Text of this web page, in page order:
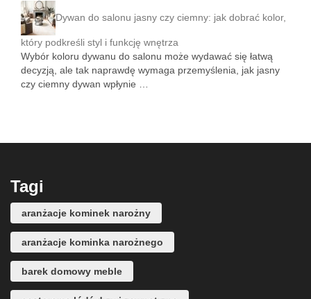
Dywan do salonu jasny czy ciemny: jak dobrać kolor,
który podkreśli styl i funkcję wnętrza
Wybór koloru dywanu do salonu może wydawać się łatwą
decyzją, ale tak naprawdę wymaga przemyślenia, jak jasny
czy ciemny dywan wpłynie …
Tagi
aranżacje kominek narożny
aranżacje kominka narożnego
barek domowy meble